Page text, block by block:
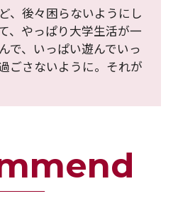
、後々困らないようにし
、やっぱり大学生活が一
で、いっぱい遊んでいっ
ごさないように。それが